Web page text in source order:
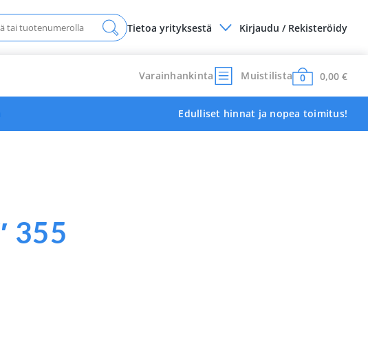
Tietoa yrityksestä
Kirjaudu / Rekisteröidy
Varainhankinta Muistilista 0 0,00 €
Edulliset hinnat ja nopea toimitus!
355